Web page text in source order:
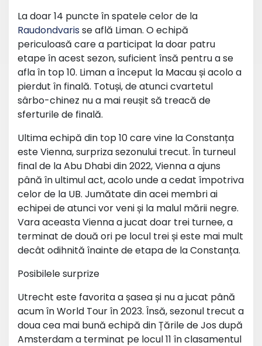
La doar 14 puncte în spatele celor de la
Raudondvarisse află Liman. O echipă
periculoasă care a participat la doar patru
etape în acest sezon, suficient însă pentru a se
afla în top 10. Liman a început la Macau și acolo a
pierdut în finală. Totuși, de atunci cvartetul
sârbo-chinez nu a mai reușit să treacă de
sferturile de finală.
Ultima echipă din top 10 care vine la Constanța
este Vienna, surpriza sezonului trecut. În turneul
final de la Abu Dhabi din 2022, Vienna a ajuns
până în ultimul act, acolo unde a cedat împotriva
celor de la UB. Jumătate din acei membri ai
echipei de atunci vor veni și la malul mării negre.
Vara aceasta Vienna a jucat doar trei turnee, a
terminat de două ori pe locul trei și este mai mult
decât odihnită înainte de etapa de la Constanța.
Posibilele surprize
Utrecht este favorita a șasea și nu a jucat până
acum în World Tour în 2023. Însă, sezonul trecut a
doua cea mai bună echipă din Țările de Jos după
Amsterdam a terminat pe locul 11 în clasamentul